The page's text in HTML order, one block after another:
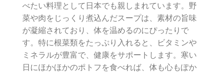
べたい料理として日本でも親しまれています。野
菜や肉をじっくり煮込んだスープは、素材の旨味
が凝縮されており、体を温めるのにぴったりで
す。特に根菜類をたっぷり入れると、ビタミンや
ミネラルが豊富で、健康をサポートします。寒い
日にほかほかのポトフを食べれば、体も心もぽか